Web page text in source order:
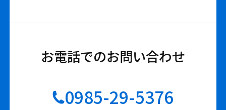
お電話でのお問い合わせ
0985-29-5376